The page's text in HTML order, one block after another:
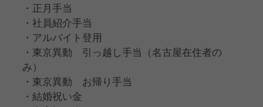
・正月手当
・社員紹介手当
・アルバイト登用
・東京異動 引っ越し手当（名古屋在住者の
み）
・東京異動 お帰り手当
・結婚祝い金